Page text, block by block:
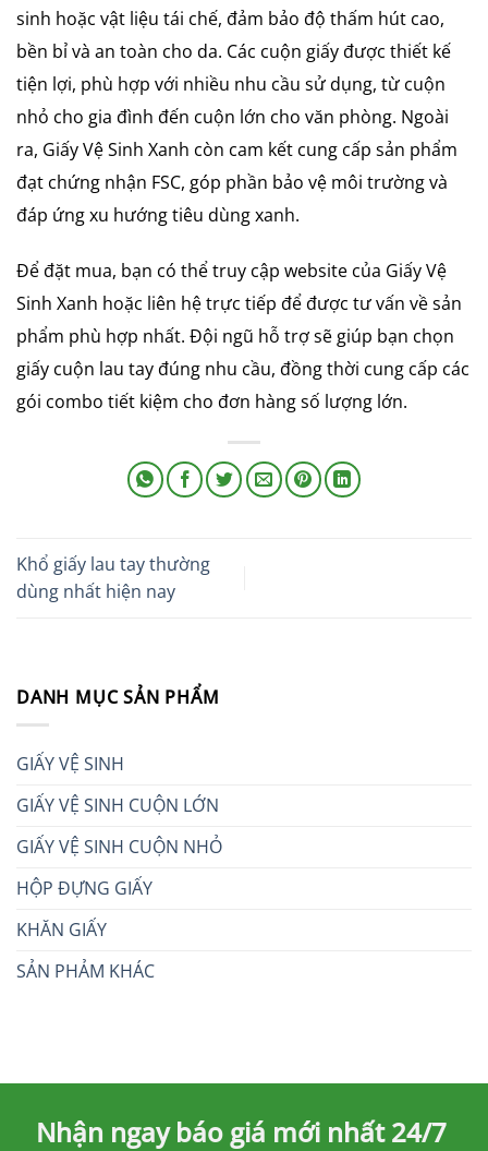
sinh hoặc vật liệu tái chế, đảm bảo độ thấm hút cao,
bền bỉ và an toàn cho da. Các cuộn giấy được thiết kế
tiện lợi, phù hợp với nhiều nhu cầu sử dụng, từ cuộn
nhỏ cho gia đình đến cuộn lớn cho văn phòng. Ngoài
ra, Giấy Vệ Sinh Xanh còn cam kết cung cấp sản phẩm
đạt chứng nhận FSC, góp phần bảo vệ môi trường và
đáp ứng xu hướng tiêu dùng xanh.
Để đặt mua, bạn có thể truy cập website của Giấy Vệ
Sinh Xanh hoặc liên hệ trực tiếp để được tư vấn về sản
phẩm phù hợp nhất. Đội ngũ hỗ trợ sẽ giúp bạn chọn
giấy cuộn lau tay đúng nhu cầu, đồng thời cung cấp các
gói combo tiết kiệm cho đơn hàng số lượng lớn.
Khổ giấy lau tay thường
dùng nhất hiện nay
DANH MỤC SẢN PHẨM
GIẤY VỆ SINH
GIẤY VỆ SINH CUỘN LỚN
GIẤY VỆ SINH CUỘN NHỎ
HỘP ĐỰNG GIẤY
KHĂN GIẤY
SẢN PHẢM KHÁC
Nhận ngay báo giá mới nhất 24/7